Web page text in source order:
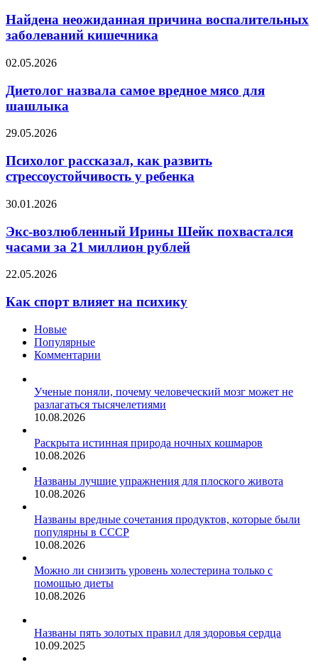
причина
воспалительных
заболеваний
Найдена неожиданная причина воспалительных
заболеваний кишечника
Диетолог
самое
вредное
мясо
шашлыка
02.05.2026
Диетолог назвала самое вредное мясо для
шашлыка
Психолог
как
развить
стрессоустойчивость
ребенка
29.05.2026
Психолог рассказал, как развить
стрессоустойчивость у ребенка
Экс-
Ирины
Шейк
похвастался
за
миллион
30.01.2026
Экс-возлюбленный Ирины Шейк похвастался
часами за 21 миллион рублей
Как
влияет
на
психику
22.05.2026
Как спорт влияет на психику
Новые
Популярные
Комментарии
Ученые поняли, почему человеческий мозг может не
разлагаться тысячелетиями
10.08.2026
Раскрыта истинная природа ночных кошмаров
10.08.2026
Названы лучшие упражнения для плоского живота
10.08.2026
Названы вредные сочетания продуктов, которые были
популярны в СССР
10.08.2026
Можно ли снизить уровень холестерина только с
помощью диеты
10.08.2026
Названы пять золотых правил для здоровья сердца
10.09.2025